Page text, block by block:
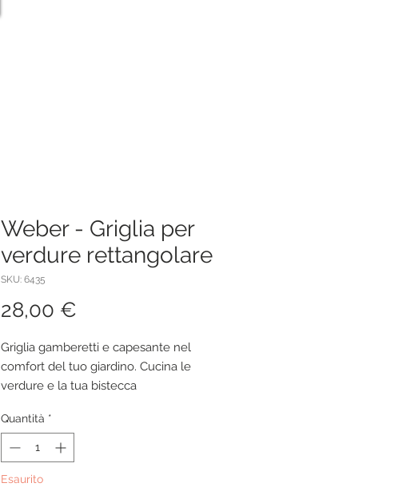
Weber - Griglia per
verdure rettangolare
SKU: 6435
28,00 €
Griglia gamberetti e capesante nel
comfort del tuo giardino. Cucina le
verdure e la tua bistecca
di cottura Deluxe per infondere nel tuo
cibo l’inconfondibile sapore della
grigliatura.
Quantità *
Esaurito